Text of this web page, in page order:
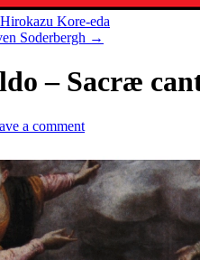
Kore-eda
Soderbergh →
– Sacræ
a comment